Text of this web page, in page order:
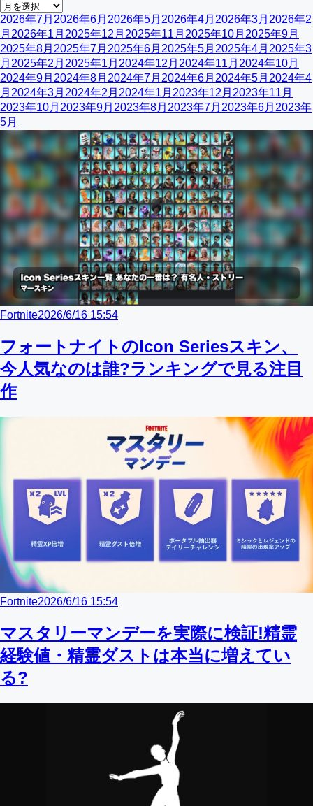
2026年7月 2026年6月 2026年5月 2026年4月 2026年3月 2026年2
月 2026年1月 2025年12月 2025年11月 2025年10月 2025年9月
2025年8月 2025年7月 2025年6月 2025年5月 2025年4月 2025年3
月 2025年2月 2025年1月 2024年12月 2024年11月 2024年10月
2024年9月 2024年8月 2024年7月 2024年6月 2024年5月 2024年4
月 2024年3月 2024年2月 2024年1月 2023年12月 2023年11月
2023年10月 2023年9月 2023年8月 2023年7月 2023年6月 2023年
5月
Fortnite2026/6/16 15:54
フォートナイトのIcon Seriesスキン、
今人気なのは誰?ランキングで見る注目
作
Fortnite2026/6/16 15:54
マスタリーマンデーを実際に検証!精霊
経験値・精霊ダストは本当に増えてい
る?